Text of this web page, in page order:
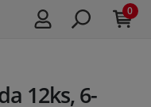
0
12ks, 6-